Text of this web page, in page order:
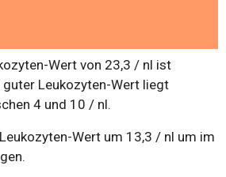
Wert von 23,3 / nl ist
guter Leukozyten-Wert liegt
4 und 10 / nl.
Wert um 13,3 / nl um im